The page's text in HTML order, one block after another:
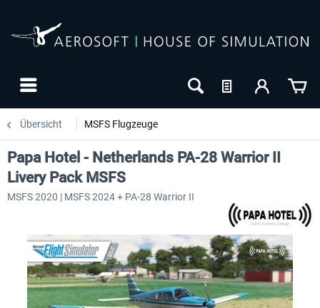
Übersicht MSFS Flugzeuge
Papa Hotel - Netherlands PA-28 Warrior II
Livery Pack MSFS
MSFS 2020 | MSFS 2024 + PA-28 Warrior II